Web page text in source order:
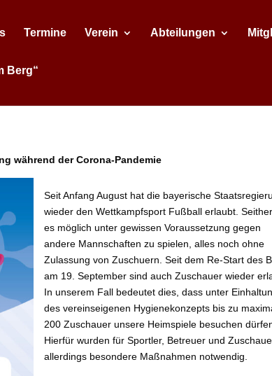
Termine Verein Abteilungen
Berg“
während der Corona-Pandemie
Seit Anfang August hat die bayerische
wieder den Wettkampfsport Fußball erlaubt.
es möglich unter gewissen Voraussetzung gegen
andere Mannschaften zu spielen, alles noch ohne
Zulassung von Zuschuern. Seit dem Re-Start des
am 19. September sind auch Zuschauer wieder
In unserem Fall bedeutet dies, dass unter
des vereinseigenen Hygienekonzepts bis zu
200 Zuschauer unsere Heimspiele besuchen
Hierfür wurden für Sportler, Betreuer und
allerdings besondere Maßnahmen notwendig.